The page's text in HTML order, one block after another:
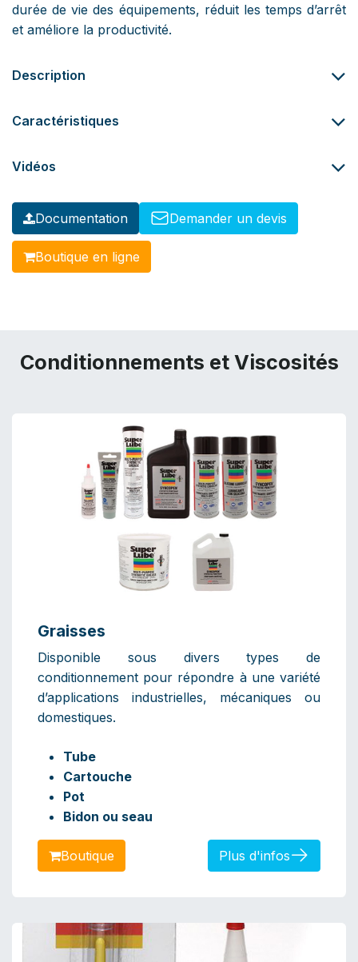
durée de vie des équipements, réduit les temps d’arrêt
et améliore la productivité.
Description
Caractéristiques
Vidéos
Documentation Demander un devis
Boutique en ligne​​​​​​
Conditionnements et Viscosités
Graisses
Disponible sous divers types de
conditionnement pour répondre à une variété
d’applications industrielles, mécaniques ou
domestiques.
Tube
Cartouche
Pot
Bidon ou seau
B​​​​​​outique Plus d'infos